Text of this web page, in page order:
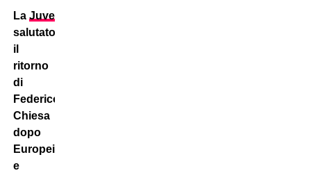
La Juventus
salutato
il
ritorno
di
Federico
Chiesa
dopo
Europei
e